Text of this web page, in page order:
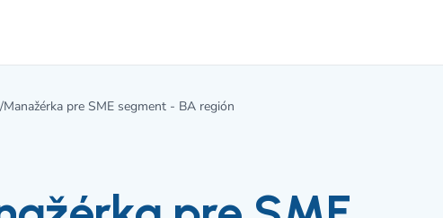
pre SME segment - BA región